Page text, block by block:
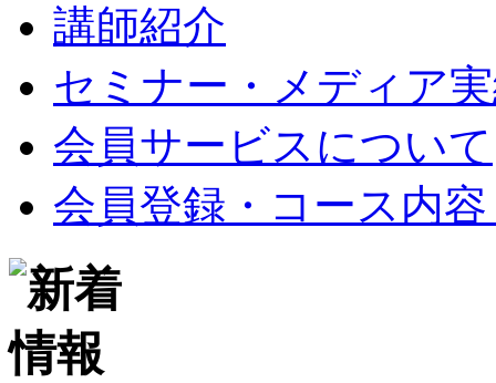
講師紹介
セミナー・メディア
会員サービスについて
会員登録・コース内